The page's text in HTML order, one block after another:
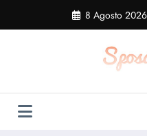
contenuto
8 Agosto 2026